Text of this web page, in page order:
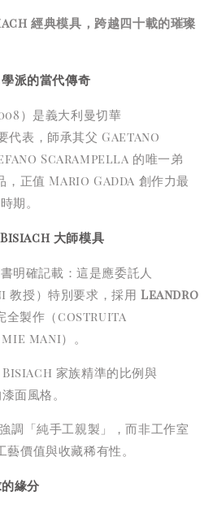
經典模具，跨越四十載的璀璨
派的當代傳奇
）是義大利曼切華
代表，師承其父 Gaetano
Scarampella 的唯一弟
，正值 Mario Gadda 創作力最
期。
大師模具
明確記載：這是應委託人
授）特別要求，採用Leandro
全製作（costruita
mani）。
Bisiach 家族精準的比例與
面風格。
調「純手工親製」，而非工作室
價值與收藏稀有性。
緣分